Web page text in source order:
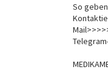
So